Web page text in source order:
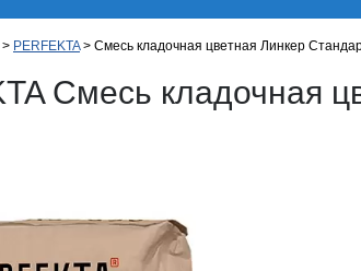
PERFEKTA Смесь кладочная цветная Линкер
Смесь кладочная